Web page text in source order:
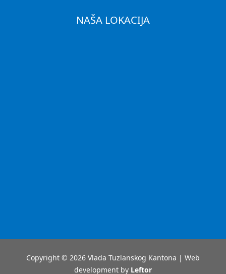
NAŠA LOKACIJA
Copyright © 2026 Vlada Tuzlanskog Kantona | Web
development by Leftor